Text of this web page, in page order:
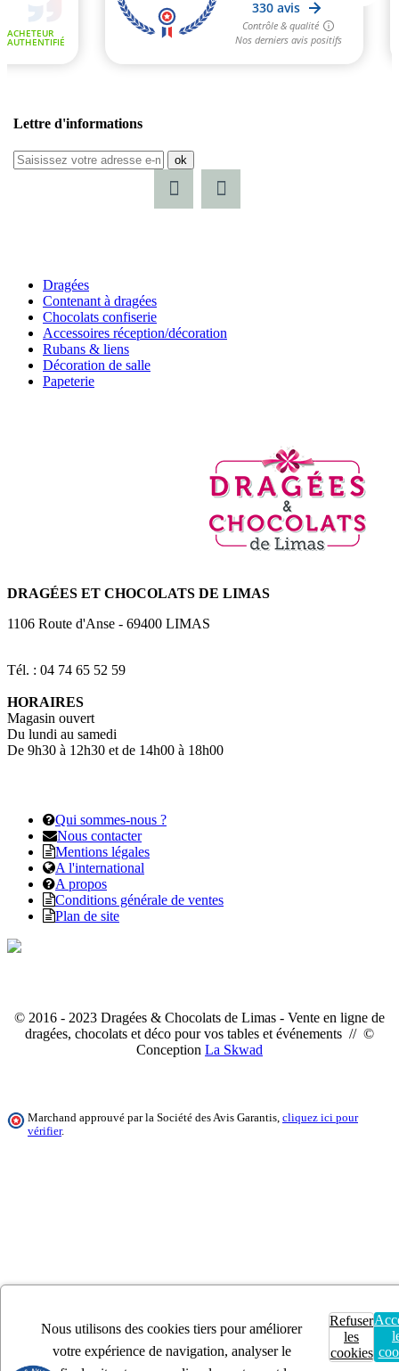
Lettre d'informations
ok
Dragées
Contenant à dragées
Chocolats confiserie
Accessoires réception/décoration
Rubans & liens
Décoration de salle
Papeterie
DRAGÉES ET CHOCOLATS DE LIMAS
1106 Route d'Anse - 69400 LIMAS
Tél. : 04 74 65 52 59
HORAIRES
Magasin ouvert
Du lundi au samedi
De 9h30 à 12h30 et de 14h00 à 18h00
Qui sommes-nous ?
Nous contacter
Mentions légales
A l'international
A propos
Conditions générale de ventes
Plan de site
© 2016 - 2023 Dragées & Chocolats de Limas - Vente en ligne de
dragées, chocolats et déco pour vos tables et événements // ©
Conception La Skwad
Marchand approuvé par la Société des Avis Garantis, cliquez ici pour
vérifier.
Nous utilisons des cookies tiers pour améliorer
votre expérience de navigation, analyser le
Refuser
les
cookies